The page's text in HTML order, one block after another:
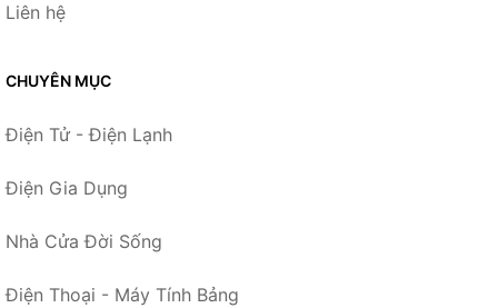
Liên hệ
CHUYÊN MỤC
Điện Tử - Điện Lạnh
Điện Gia Dụng
Nhà Cửa Đời Sống
Điện Thoại - Máy Tính Bảng